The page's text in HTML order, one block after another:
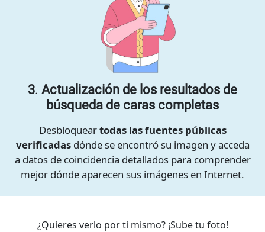
3. Actualización de los resultados de
búsqueda de caras completas
Desbloqueartodas las fuentes públicas
verificadasdónde se encontró su imagen y acceda
a datos de coincidencia detallados para comprender
mejor dónde aparecen sus imágenes en Internet.
¿Quieres verlo por ti mismo? ¡Sube tu foto!